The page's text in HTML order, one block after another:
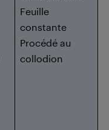
Feuille
constante
Procédé au
collodion